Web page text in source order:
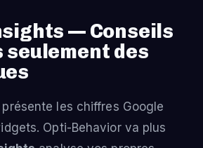
— Conseils
seulement des
les chiffres Google
Opti-Behavior va plus